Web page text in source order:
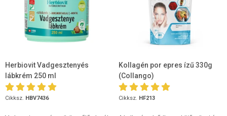
Herbiovit Vadgesztenyés
lábkrém 250 ml
Cikksz. HBV7436
Kollagén por epres ízű 330g
(Collango)
Cikksz. HF213